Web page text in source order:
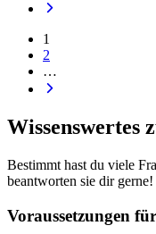
1
2
…
Wissenswertes
Bestimmt hast du viele
beantworten sie dir gerne!
Voraussetzungen